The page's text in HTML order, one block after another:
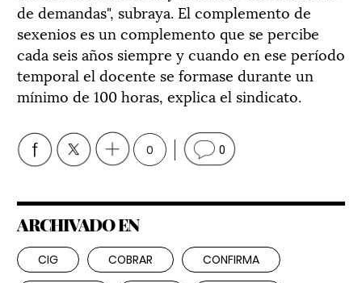
de demandas", subraya. El complemento de
sexenios es un complemento que se percibe
cada seis años siempre y cuando en ese período
temporal el docente se formase durante un
mínimo de 100 horas, explica el sindicato.
0 0
ARCHIVADO EN
CIG COBRAR CONFIRMA